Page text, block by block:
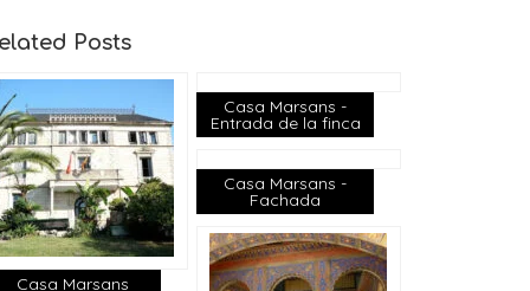
Posts
Casa Marsans
Casa Marsans -
Entrada de la finca
Casa Marsans -
Fachada